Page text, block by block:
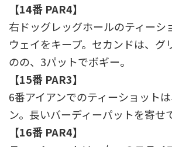
【14番 PAR4】
右ドッグレッグホールのティーシ
ウェイをキープ。セカンドは、グ
のの、3パットでボギー。
【15番 PAR3】
6番アイアンでのティーショット
ン。長いバーディーパットを寄せ
【16番 PAR4】